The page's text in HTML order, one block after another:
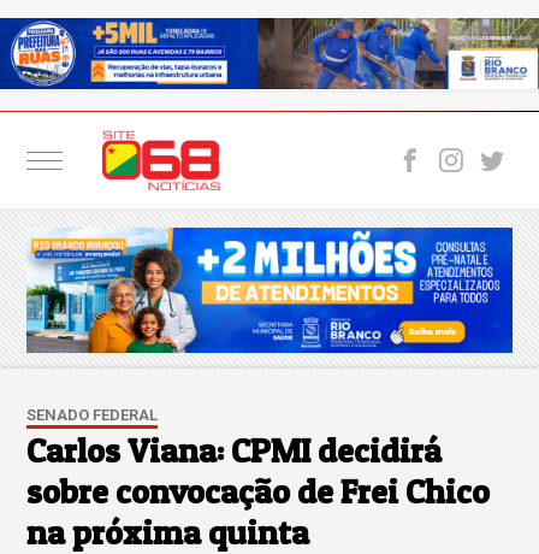
SENADO FEDERAL
Carlos Viana: CPMI decidirá
sobre convocação de Frei Chico
na próxima quinta